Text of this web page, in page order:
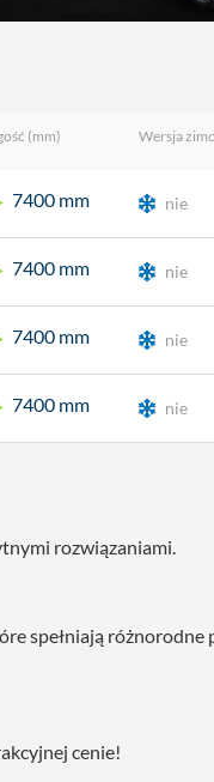
(mm) Wersja
7400 mm nie
7400 mm nie
7400 mm nie
7400 mm nie
rozwiązaniami.
spełniają różnorodne
cenie!